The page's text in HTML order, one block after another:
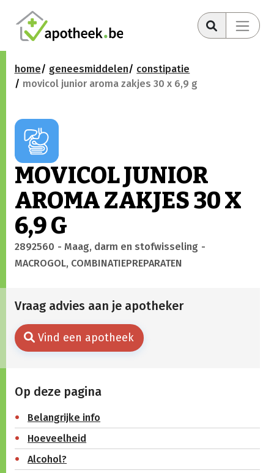
home geneesmiddelen
constipatie
movicol junior aroma zakjes 30 x 6,9 g
MOVICOL JUNIOR
AROMA ZAKJES 30 X
6,9 G
2892560 - Maag, darm en stofwisseling -
MACROGOL, COMBINATIEPREPARATEN
Vraag advies aan je apotheker
Vind een apotheek
Op deze pagina
Belangrijke info
Hoeveelheid
Alcohol?